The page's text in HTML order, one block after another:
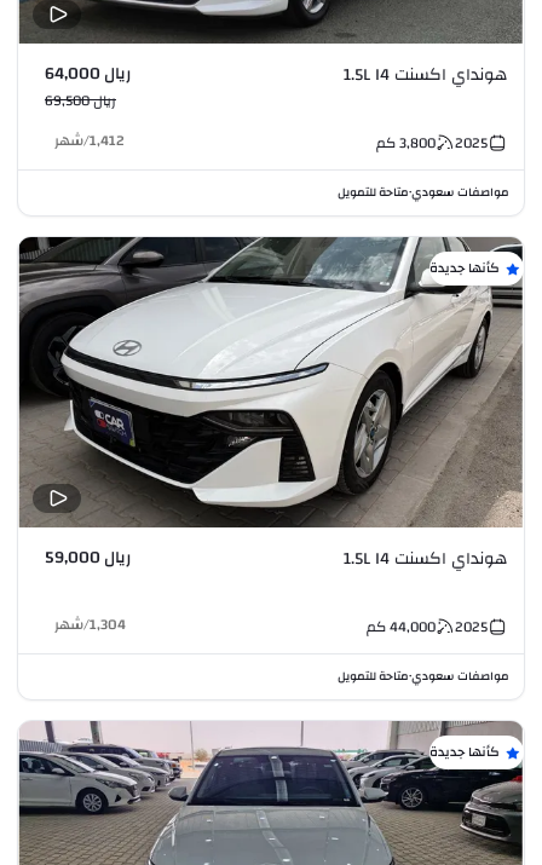
هونداي اكسنت 1.5L I4 ريال 64,000
ريال 69,500
2025
3,800كم 1,412
/شهر
مواصفات سعودي•متاحة للتمويل
كأنها جديدة
هونداي اكسنت 1.5L I4 ريال 59,000
2025
44,000كم 1,304
/شهر
مواصفات سعودي•متاحة للتمويل
كأنها جديدة